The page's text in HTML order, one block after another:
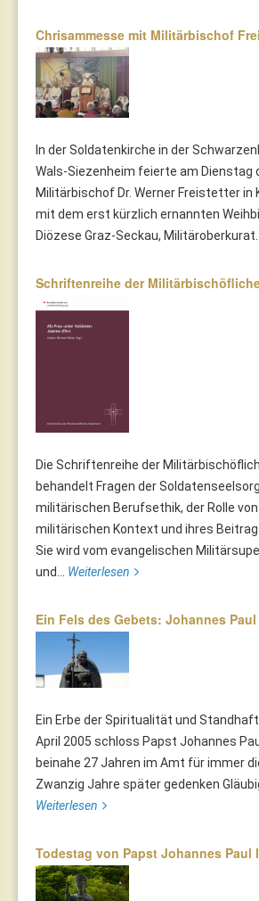
Chrisammesse mit Militärbischof
In der Soldatenkirche in der
Wals-Siezenheim feierte am Dienstag
Militärbischof Dr. Werner Freistetter in
mit dem erst kürzlich ernannten
Diözese Graz-Seckau, Militäroberkurat...
Schriftenreihe der
Die Schriftenreihe der
behandelt Fragen der
militärischen Berufsethik, der Rolle von
militärischen Kontext und ihres
Sie wird vom evangelischen
und... Weiterlesen
Ein Fels des Gebets: Johannes
Ein Erbe der Spiritualität und
April 2005 schloss Papst Johannes
beinahe 27 Jahren im Amt für immer
Zwanzig Jahre später gedenken
Weiterlesen
Todestag von Papst Johannes Paul